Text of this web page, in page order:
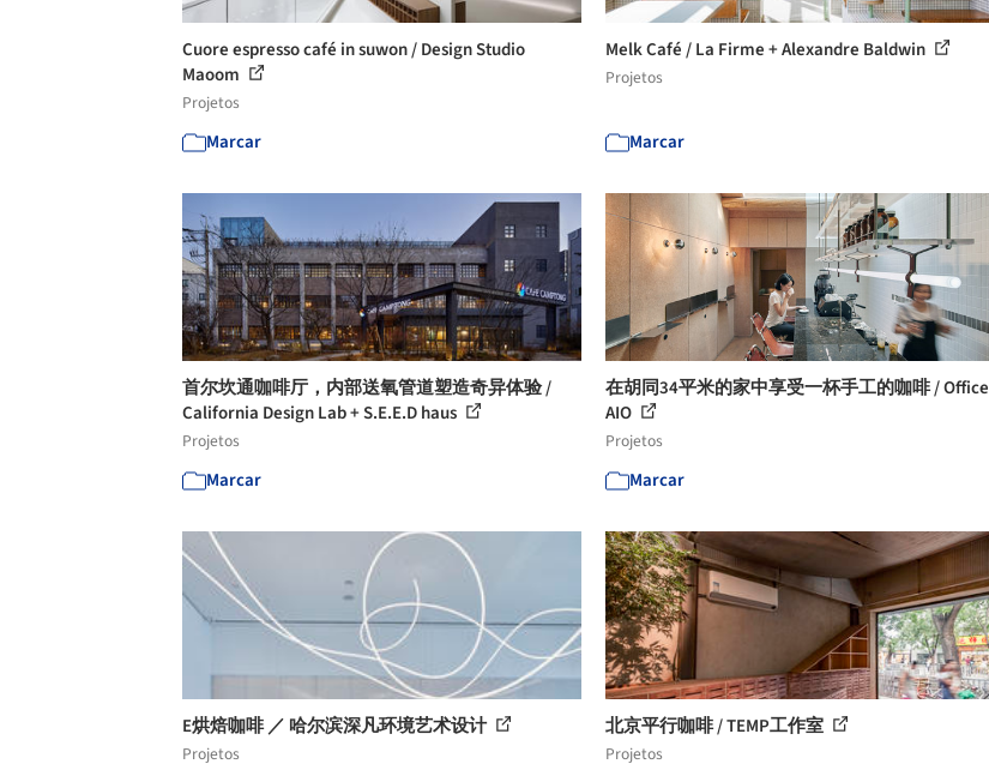
Cuore espresso café in suwon / Design Studio
Maoom
Projetos
Marcar
Melk Café / La Firme + Alexandre Baldwin
Projetos
Marcar
首尔坎通咖啡厅，内部送氧管道塑造奇异体验 /
California Design Lab + S.E.E.D haus
Projetos
Marcar
在胡同34平米的家中享受一杯手工的咖啡 / Office
AIO
Projetos
Marcar
E烘焙咖啡 ／ 哈尔滨深凡环境艺术设计
Projetos
北京平行咖啡 / TEMP工作室
Projetos